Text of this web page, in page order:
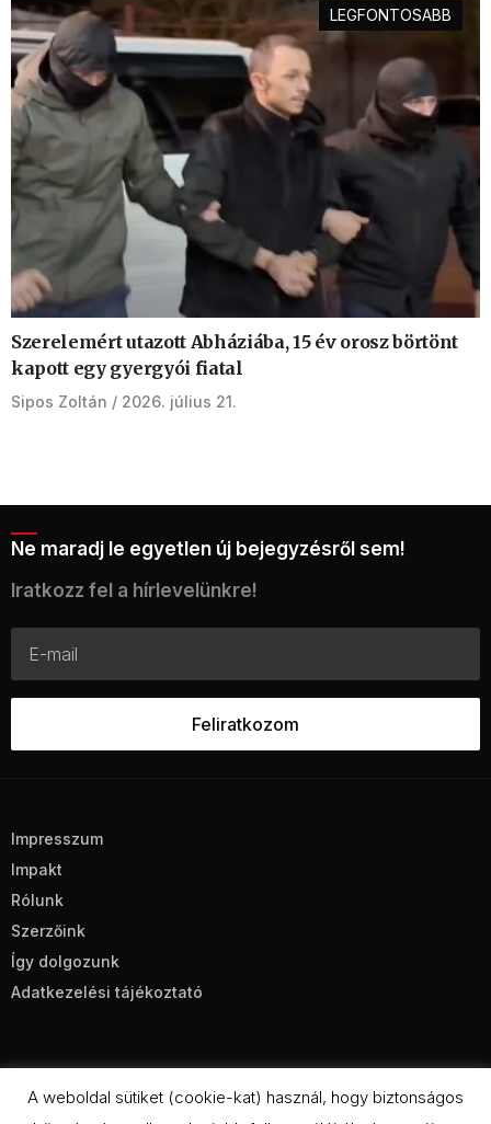
LEGFONTOSABB
Szerelemért utazott Abháziába, 15 év orosz börtönt
kapott egy gyergyói fiatal
Sipos Zoltán 2026. július 21.
Ne maradj le egyetlen új bejegyzésről sem!
Iratkozz fel a hírlevelünkre!
Impresszum
Impakt
Rólunk
Szerzőink
Így dolgozunk
Adatkezelési tájékoztató
A weboldal sütiket (cookie-kat) használ, hogy biztonságos